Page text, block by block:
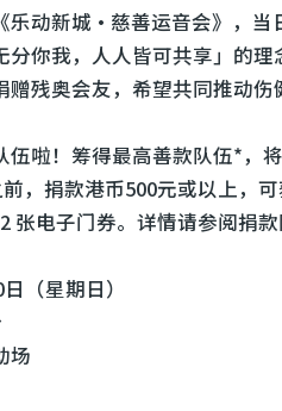
乐动新城‧慈善运音会》，
你我，人人皆可共享」的理
残奥会友，希望共同推动
啦！筹得最高善款队伍*，将
，捐款港币500元或以上，
张电子门券。详情请参阅捐款
（星期日）
场